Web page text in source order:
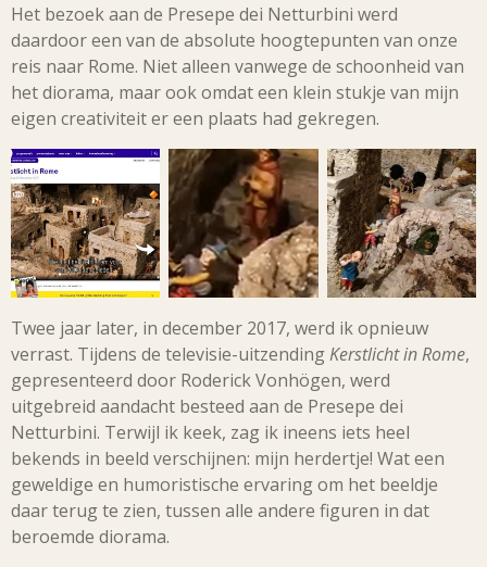
Het bezoek aan de Presepe dei Netturbini werd
daardoor een van de absolute hoogtepunten van onze
reis naar Rome. Niet alleen vanwege de schoonheid van
het diorama, maar ook omdat een klein stukje van mijn
eigen creativiteit er een plaats had gekregen.
Twee jaar later, in december 2017, werd ik opnieuw
verrast. Tijdens de televisie-uitzendingKerstlicht in Rome,
gepresenteerd door Roderick Vonhögen, werd
uitgebreid aandacht besteed aan de Presepe dei
Netturbini. Terwijl ik keek, zag ik ineens iets heel
bekends in beeld verschijnen: mijn herdertje! Wat een
geweldige en humoristische ervaring om het beeldje
daar terug te zien, tussen alle andere figuren in dat
beroemde diorama.